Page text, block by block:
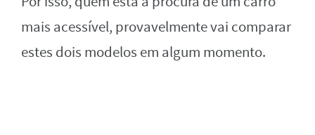
mais acessível, provavelmente vai comparar
estes dois modelos em algum momento.